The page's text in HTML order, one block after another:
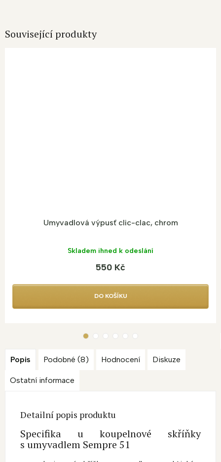
Související produkty
Umyvadlová výpusť clic-clac, chrom
Skladem ihned k odeslání
550 Kč
DO KOŠÍKU
Popis Podobné (8) Hodnocení Diskuze
Ostatní informace
Detailní popis produktu
Specifika u koupelnové skříňky
s umyvadlem Sempre 51